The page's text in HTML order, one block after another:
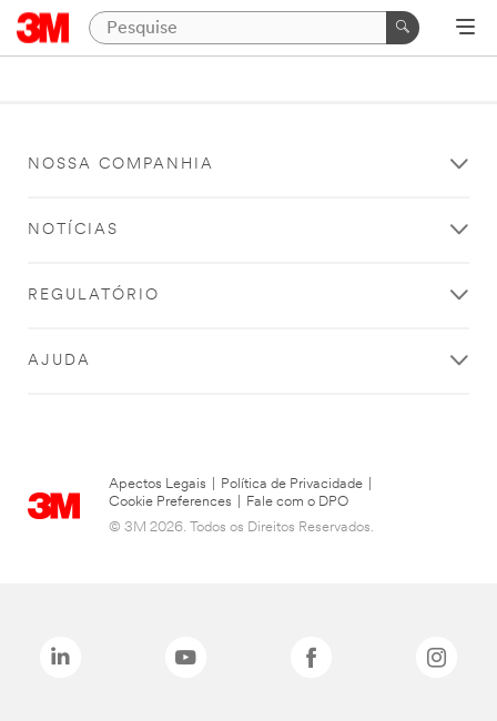
NOSSA COMPANHIA
NOTÍCIAS
REGULATÓRIO
AJUDA
Apectos Legais Política de Privacidade
Cookie Preferences
Fale com o DPO
© 3M 2026. Todos os Direitos Reservados.